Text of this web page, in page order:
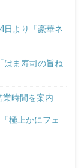
日より「豪華ネ
はま寿司の旨ね
時間を案内
極上かにフェ